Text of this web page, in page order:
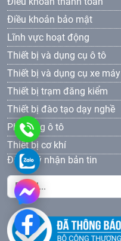
Điều khoản bảo mật
Lĩnh vực hoạt động
Thiết bị và dụng cụ ô tô
Thiết bị và dụng cụ xe máy
Thiết bị trạm đăng kiểm
Thiết bị đào tạo dạy nghề
Phụ tùng ô tô
Thiết bị cơ khí
Đăng ký nhận bản tin
0961
69
81
0961693381